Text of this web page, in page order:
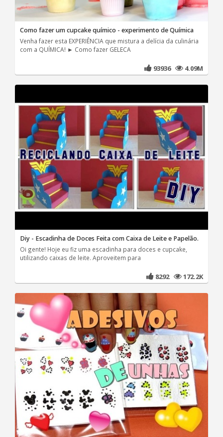
Como fazer um cupcake químico - experimento de Química
Venha fazer esta EXPERIÊNCIA que mistura a delícia da culinária
com a QUÍMICA! ► Como fazer GELECA
93936 4.09M
Diy - Escadinha de Doces Feita com Caixa de Leite e Papelão.
Oi gente! Hoje eu fiz uma escadinha para doces e cupcake,
utilizando caixas de leite. Aproveitem para
8292 172.2K